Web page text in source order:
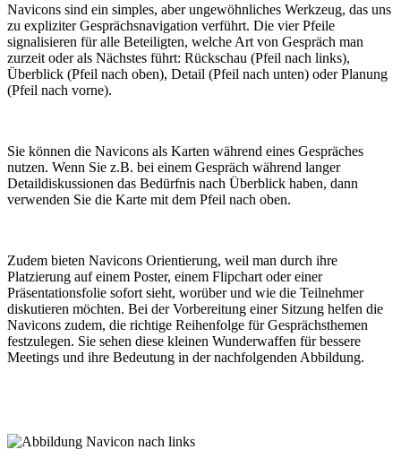
Navicons sind ein simples, aber ungewöhnliches Werkzeug, das uns
zu expliziter Gesprächsnavigation verführt. Die vier Pfeile
signalisieren für alle Beteiligten, welche Art von Gespräch man
zurzeit oder als Nächstes führt: Rückschau (Pfeil nach links),
Überblick (Pfeil nach oben), Detail (Pfeil nach unten) oder Planung
(Pfeil nach vorne).
Sie können die Navicons als Karten während eines Gespräches
nutzen. Wenn Sie z.B. bei einem Gespräch während langer
Detaildiskussionen das Bedürfnis nach Überblick haben, dann
verwenden Sie die Karte mit dem Pfeil nach oben.
Zudem bieten Navicons Orientierung, weil man durch ihre
Platzierung auf einem Poster, einem Flipchart oder einer
Präsentationsfolie sofort sieht, worüber und wie die Teilnehmer
diskutieren möchten. Bei der Vorbereitung einer Sitzung helfen die
Navicons zudem, die richtige Reihenfolge für Gesprächsthemen
festzulegen. Sie sehen diese kleinen Wunderwaffen für bessere
Meetings und ihre Bedeutung in der nachfolgenden Abbildung.